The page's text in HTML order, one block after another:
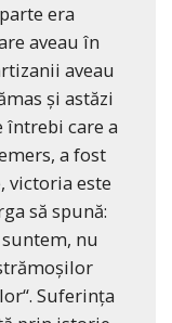
era
aveau în
aveau
și astăzi
întrebi care a
a fost
victoria este
să spună:
nu
Suferința